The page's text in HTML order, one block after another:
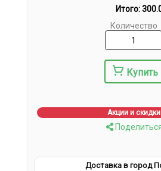
Итого:
Количество
Купить
Акции и скидки
Доставка в город